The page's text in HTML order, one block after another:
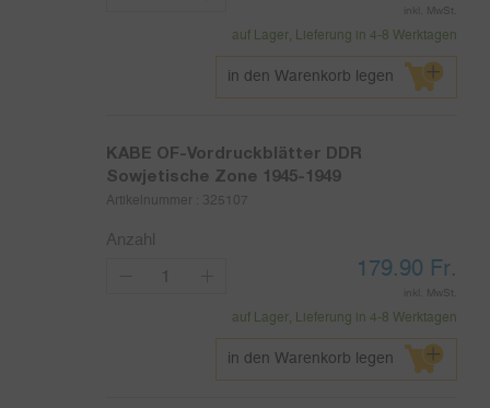
inkl. MwSt.
auf Lager, Lieferung in 4-8 Werktagen
in den Warenkorb legen
KABE OF-Vordruckblätter DDR
Sowjetische Zone 1945-1949
Artikelnummer : 325107
Anzahl
179.90 Fr.
inkl. MwSt.
auf Lager, Lieferung in 4-8 Werktagen
in den Warenkorb legen